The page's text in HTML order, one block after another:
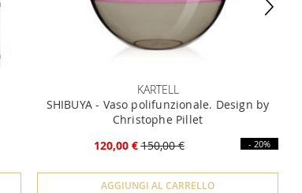
KARTELL
SHIBUYA - Vaso polifunzionale. Design by
Christophe Pillet
120,00 € 150,00 € - 20%
AGGIUNGI AL CARRELLO